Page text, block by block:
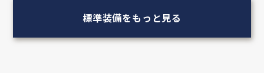
標準装備をもっと見る